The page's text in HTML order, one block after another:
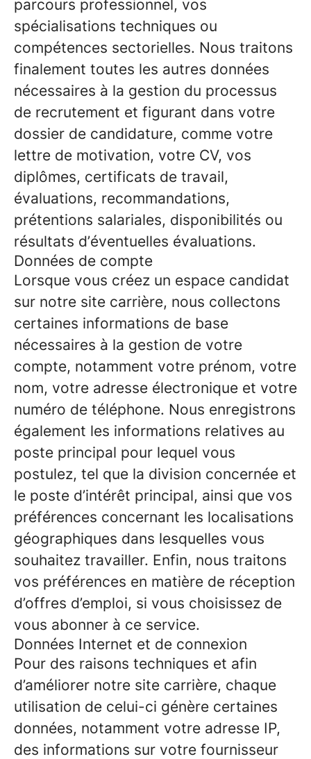
parcours professionnel, vos
spécialisations techniques ou
compétences sectorielles. Nous traitons
finalement toutes les autres données
nécessaires à la gestion du processus
de recrutement et figurant dans votre
dossier de candidature, comme votre
lettre de motivation, votre CV, vos
diplômes, certificats de travail,
évaluations, recommandations,
prétentions salariales, disponibilités ou
résultats d’éventuelles évaluations.
Données de compte
Lorsque vous créez un espace candidat
sur notre site carrière, nous collectons
certaines informations de base
nécessaires à la gestion de votre
compte, notamment votre prénom, votre
nom, votre adresse électronique et votre
numéro de téléphone. Nous enregistrons
également les informations relatives au
poste principal pour lequel vous
postulez, tel que la division concernée et
le poste d’intérêt principal, ainsi que vos
préférences concernant les localisations
géographiques dans lesquelles vous
souhaitez travailler. Enfin, nous traitons
vos préférences en matière de réception
d’offres d’emploi, si vous choisissez de
vous abonner à ce service.
Données Internet et de connexion
Pour des raisons techniques et afin
d’améliorer notre site carrière, chaque
utilisation de celui-ci génère certaines
données, notamment votre adresse IP,
des informations sur votre fournisseur